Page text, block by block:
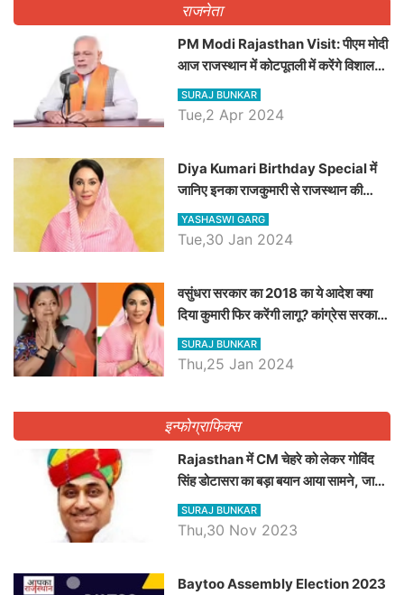
राजनेता
PM Modi Rajasthan Visit: पीएम मोदी
आज राजस्थान में कोटपूतली में करेंगे विशाल
रैली, एक सभा से 8 सीटों पर साधेगें निशाना
SURAJ BUNKAR
Tue,2 Apr 2024
Diya Kumari Birthday Special में
जानिए इनका राजकुमारी से राजस्थान की
डिप्टी सीएम बनने तक का सफर, एक क्लिक में
जाने पूरा जीवन परिचय
YASHASWI GARG
Tue,30 Jan 2024
वसुंधरा सरकार का 2018 का ये आदेश क्या
दिया कुमारी फिर करेंगी लागू? कांग्रेस सरकार
ने किया था निरस्त
SURAJ BUNKAR
Thu,25 Jan 2024
इन्फोग्राफिक्स
Rajasthan में CM चेहरे को लेकर गोविंद
सिंह डोटासरा का बड़ा बयान आया सामने, जानें
विचार
SURAJ BUNKAR
Thu,30 Nov 2023
Baytoo Assembly Election 2023